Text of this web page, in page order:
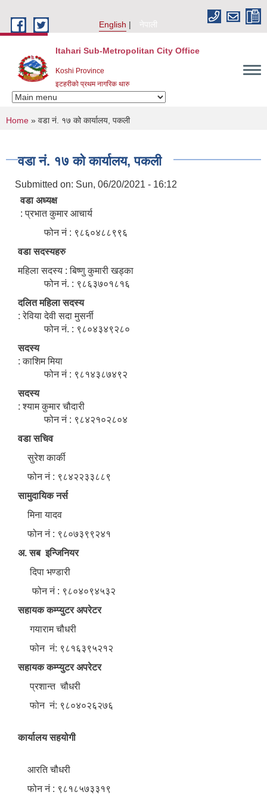
English
नेपाली
Itahari Sub-Metropolitan City Office
Koshi Province
इटहरीको प्रथम नागरिक थारु
You are here
Home » वडा नं. १७ को कार्यालय, पकली
वडा नं. १७ को कार्यालय, पकली
Submitted on: Sun, 06/20/2021 - 16:12
वडा अध्यक्ष
: प्रभात कुमार आचार्य
फोन नं : ९८६०४८८९९६
वडा सदस्यहरु
महिला सदस्य : बिष्णु कुमारी खड्का
फोन नं. : ९८६३७०१८१६
दलित महिला सदस्य
: रेविया देवी सदा मुसर्नी
फोन नं. : ९८०४३४९२८०
सदस्य
: काशिम मिया
फोन नं : ९८१४३८७४९२
सदस्य
: श्याम कुमार चौदारी
फोन नं : ९८४२१०२८०४
वडा सचिव
सुरेश कार्की
फोन नं : ९८४२२३३८८९
सामुदायिक नर्स
मिना यादव
फोन नं : ९८०७३९९२४१
अ. सब इन्जिनियर
दिपा भण्डारी
फोन नं : ९८०४०९४५३२
सहायक कम्प्युटर अपरेटर
गयाराम चौधरी
फोन नं: ९८१६३९५२१२
सहायक कम्प्युटर अपरेटर
प्रशान्त चौधरी
फोन नं: ९८०४०२६२७६
कार्यालय सहयोगी
आरति चौधरी
फोन नं : ९८१८५७३३१९